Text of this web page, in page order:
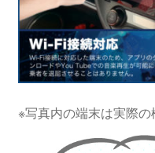
※写真内の端末は実際の